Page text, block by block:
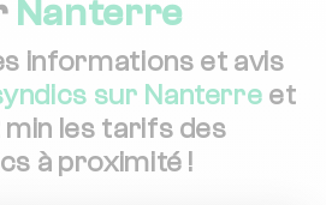
Nanterre
informations et avis
sur Nanterre et
les tarifs des
à proximité !